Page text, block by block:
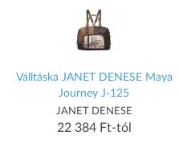
Válltáska JANET DENESE Maya
Journey J-125
JANET DENESE
22 384 Ft-tól